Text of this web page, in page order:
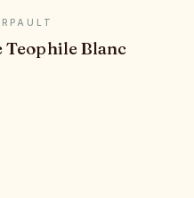
RAPIDE
Teophile Blanc